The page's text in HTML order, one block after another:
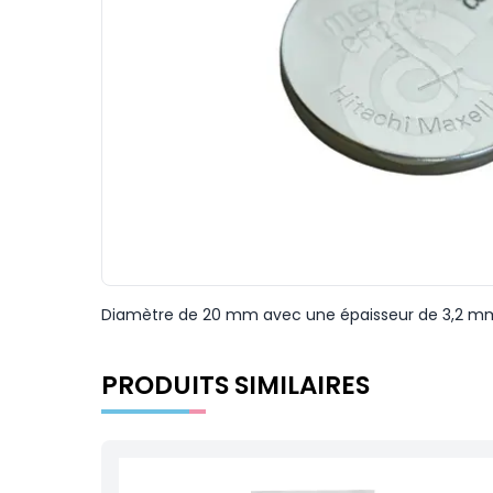
Diamètre de 20 mm avec une épaisseur de 3,2
PRODUITS SIMILAIRES